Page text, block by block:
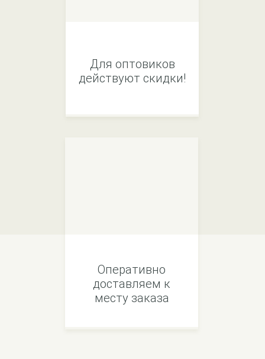
Для оптовиков
действуют скидки!
Оперативно
доставляем к
месту заказа